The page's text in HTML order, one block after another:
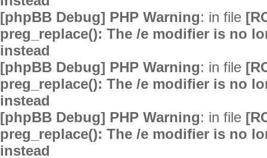
[phpBB Debug] PHP Warning: in file
preg_replace(): The /e modifier is no
instead
[phpBB Debug] PHP Warning: in file
preg_replace(): The /e modifier is no
instead
[phpBB Debug] PHP Warning: in file
preg_replace(): The /e modifier is no
instead